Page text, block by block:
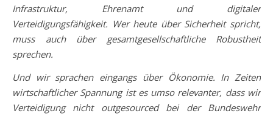
Infrastruktur, Ehrenamt und digitaler
Verteidigungsfähigkeit. Wer heute über Sicherheit spricht,
muss auch über gesamtgesellschaftliche Robustheit
sprechen.
Und wir sprachen eingangs über Ökonomie. In Zeiten
wirtschaftlicher Spannung ist es umso relevanter, dass wir
Verteidigung nicht outgesourced bei der Bundeswehr